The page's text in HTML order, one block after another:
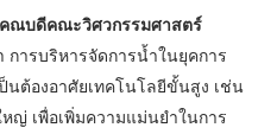
ณบดีคณะวิศวกรรมศาสตร์
การบริหารจัดการน้ำในยุคการ
นต้องอาศัยเทคโนโลยีขั้นสูง เช่น
เพื่อเพิ่มความแม่นยำในการ